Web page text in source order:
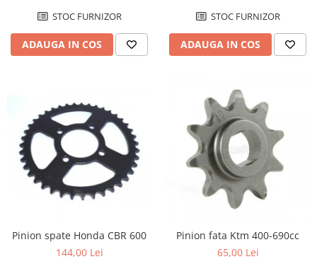
STOC FURNIZOR
ADAUGA IN COS
STOC FURNIZOR
ADAUGA IN COS
Pinion spate Honda CBR 600
144,00 Lei
Pinion fata Ktm 400-690cc
65,00 Lei